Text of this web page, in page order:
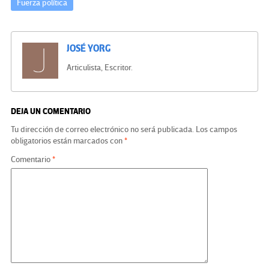
Fuerza política
JOSÉ YORG
Articulista, Escritor.
DEJA UN COMENTARIO
Tu dirección de correo electrónico no será publicada. Los campos
obligatorios están marcados con*
Comentario*